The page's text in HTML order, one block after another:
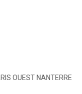
OUEST NANTERRE